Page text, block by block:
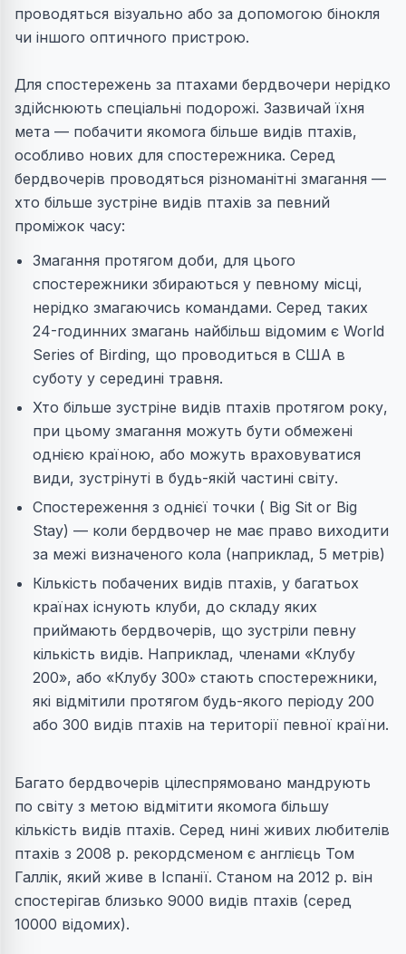
проводяться візуально або за допомогою бінокля
чи іншого оптичного пристрою.
Для спостережень за птахами бердвочери нерідко
здійснюють спеціальні подорожі. Зазвичай їхня
мета — побачити якомога більше видів птахів,
особливо нових для спостережника. Серед
бердвочерів проводяться різноманітні змагання —
хто більше зустріне видів птахів за певний
проміжок часу:
Змагання протягом доби, для цього
спостережники збираються у певному місці,
нерідко змагаючись командами. Серед таких
24-годинних змагань найбільш відомим є World
Series of Birding, що проводиться в США в
суботу у середині травня.
Хто більше зустріне видів птахів протягом року,
при цьому змагання можуть бути обмежені
однією країною, або можуть враховуватися
види, зустрінуті в будь-якій частині світу.
Спостереження з однієї точки ( Big Sit or Big
Stay) — коли бердвочер не має право виходити
за межі визначеного кола (наприклад, 5 метрів)
Кількість побачених видів птахів, у багатьох
країнах існують клуби, до складу яких
приймають бердвочерів, що зустріли певну
кількість видів. Наприклад, членами «Клубу
200», або «Клубу 300» стають спостережники,
які відмітили протягом будь-якого періоду 200
або 300 видів птахів на території певної країни.
Багато бердвочерів цілеспрямовано мандрують
по світу з метою відмітити якомога більшу
кількість видів птахів. Серед нині живих любителів
птахів з 2008 р. рекордсменом є англієць Том
Галлік, який живе в Іспанії. Станом на 2012 р. він
спостерігав близько 9000 видів птахів (серед
10000 відомих).